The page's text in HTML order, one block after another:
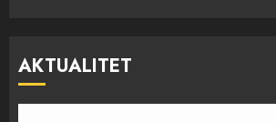
AKTUALITET